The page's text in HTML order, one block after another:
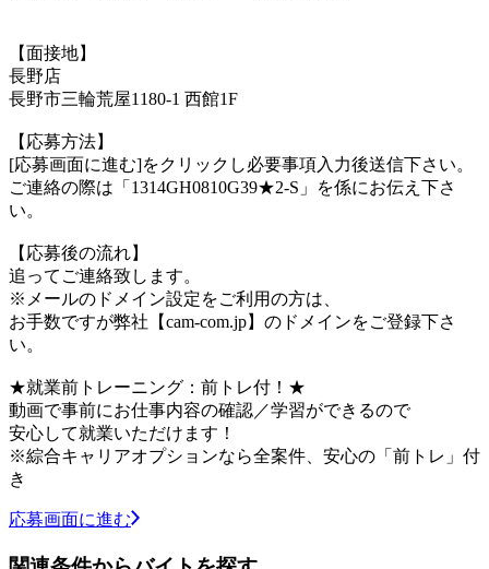
【面接地】
長野店
長野市三輪荒屋1180-1 西館1F
【応募方法】
[応募画面に進む]をクリックし必要事項入力後送信下さい。
ご連絡の際は「1314GH0810G39★2-S」を係にお伝え下さ
い。
【応募後の流れ】
追ってご連絡致します。
※メールのドメイン設定をご利用の方は、
お手数ですが弊社【cam-com.jp】のドメインをご登録下さ
い。
★就業前トレーニング：前トレ付！★
動画で事前にお仕事内容の確認／学習ができるので
安心して就業いただけます！
※綜合キャリアオプションなら全案件、安心の「前トレ」付
き
応募画面に進む